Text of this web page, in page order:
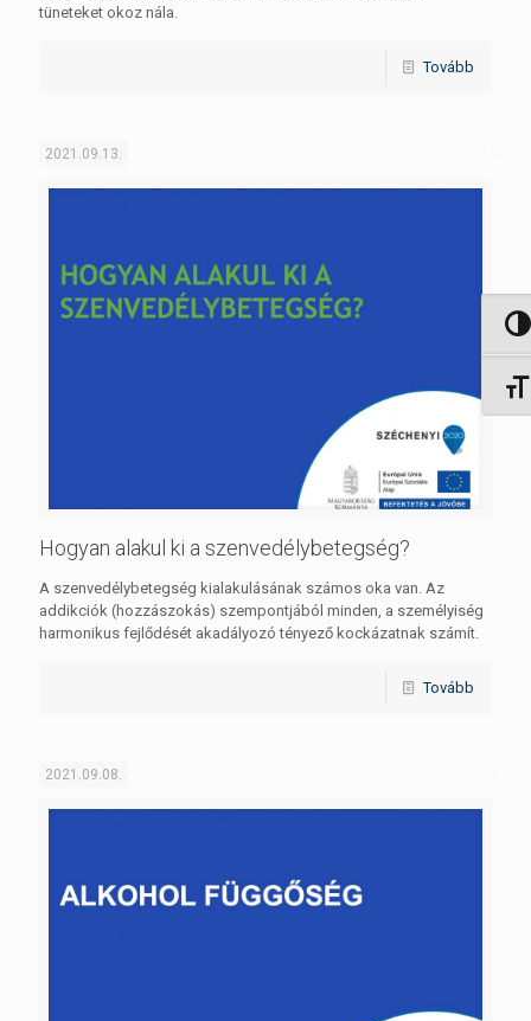
tüneteket okoz nála.
Tovább
2021.09.13.
Hogyan alakul ki a szenvedélybetegség?
A szenvedélybetegség kialakulásának számos oka van. Az
addikciók (hozzászokás) szempontjából minden, a személyiség
harmonikus fejlődését akadályozó tényező kockázatnak számít.
Tovább
2021.09.08.